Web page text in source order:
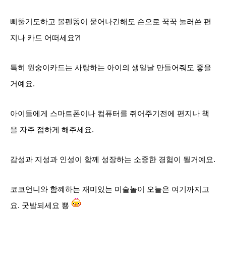
삐뚤기도하고 볼펜똥이 묻어나긴해도 손으로 꾹꾹 눌러쓴 편
지나 카드 어떠세요?!
특히 원숭이카드는 사랑하는 아이의 생일날 만들어줘도 좋을
거예요.
아이들에게 스마트폰이나 컴퓨터를 쥐어주기전에 편지나 책
을 자주 접하게 해주세요.
감성과 지성과 인성이 함께 성장하는 소중한 경험이 될거예요.
코코언니와 함꼐하는 재미있는 미술놀이 오늘은 여기까지고
요. 굿밤되세요 뿅